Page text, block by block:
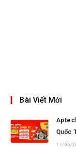
Bài Viết Mới
Quốc
17/06/